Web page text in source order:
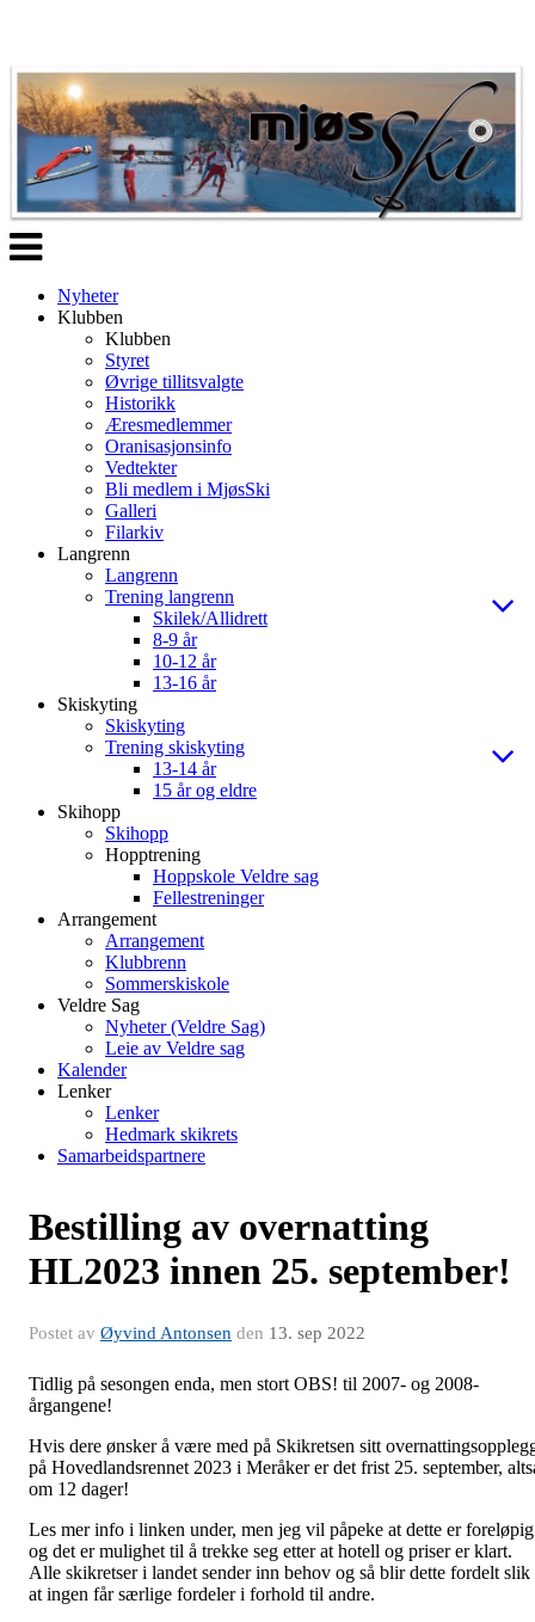
Veksle
navigasjon
Nyheter
Klubben
Klubben
Styret
Øvrige tillitsvalgte
Historikk
Æresmedlemmer
Oranisasjonsinfo
Vedtekter
Bli medlem i MjøsSki
Galleri
Filarkiv
Langrenn
Langrenn
Trening langrenn
Skilek/Allidrett
8-9 år
10-12 år
13-16 år
Skiskyting
Skiskyting
Trening skiskyting
13-14 år
15 år og eldre
Skihopp
Skihopp
Hopptrening
Hoppskole Veldre sag
Fellestreninger
Arrangement
Arrangement
Klubbrenn
Sommerskiskole
Veldre Sag
Nyheter (Veldre Sag)
Leie av Veldre sag
Kalender
Lenker
Lenker
Hedmark skikrets
Samarbeidspartnere
Bestilling av overnatting
HL2023 innen 25. september!
Postet av Øyvind Antonsen den 13. sep 2022
Tidlig på sesongen enda, men stort OBS! til 2007- og 2008-
årgangene!
Hvis dere ønsker å være med på Skikretsen sitt
på Hovedlandsrennet 2023 i Meråker er det frist 25. september,
om 12 dager!
Les mer info i linken under, men jeg vil påpeke at dette er foreløpig
og det er mulighet til å trekke seg etter at hotell og priser er klart.
Alle skikretser i landet sender inn behov og så blir dette fordelt slik
at ingen får særlige fordeler i forhold til andre.